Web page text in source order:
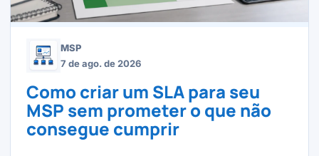
MSP
7 de ago. de 2026
Como criar um SLA para seu
MSP sem prometer o que não
consegue cumprir